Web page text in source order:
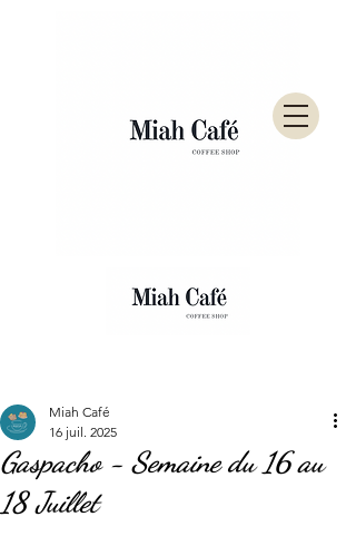
Gaspacho - Semaine du 16 au
18 Juillet
Miah Café
16 juil. 2025